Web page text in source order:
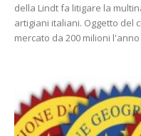
della Lindt fa litigare la
artigiani italiani. Oggetto del
mercato da 200 milioni l'anno